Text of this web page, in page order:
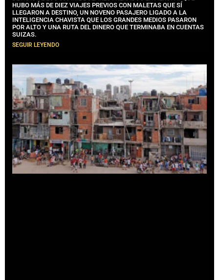
HUBO MÁS DE DIEZ VIAJES PREVIOS CON MALETAS QUE SÍ
LLEGARON A DESTINO, UN NOVENO PASAJERO LIGADO A LA
INTELIGENCIA CHAVISTA QUE LOS GRANDES MEDIOS PASARON
POR ALTO Y UNA RUTA DEL DINERO QUE TERMINABA EN CUENTAS
SUIZAS.
SEGUIR LEYENDO